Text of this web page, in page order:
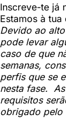
Inscreve-te já
Estamos à tua
Devido ao
pode levar
caso de que
semanas,
perfis que se
nesta fase.
requisitos
obrigado pelo